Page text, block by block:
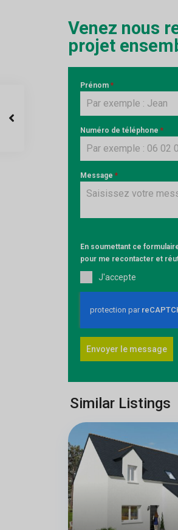
Venez nous
projet
Prénom *
Numéro de téléphone *
Message *
En soumettant ce
pour me recontacter et
J'accepte
Envoyer le message
Similar Listings